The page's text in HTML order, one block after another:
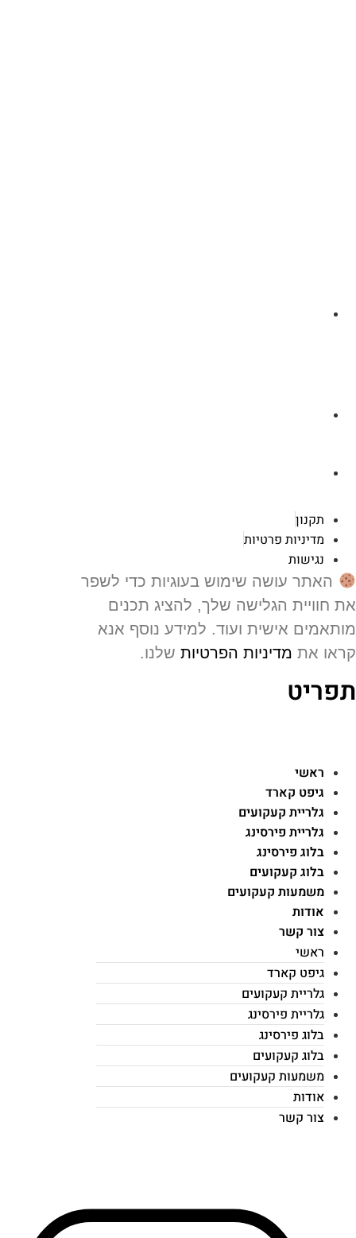
תקנון
מדיניות פרטיות
נגישות
האתר עושה שימוש בעוגיות כדי לשפר
חוויית הגלישה שלך, להציג תכנים
אישית ועוד. למידע נוסף אנא
אתמדיניות הפרטיותשלנו.
ראשי
גיפט קארד
גלריית קעקועים
גלריית פירסינג
בלוג פירסינג
בלוג קעקועים
משמעות קעקועים
אודות
צור קשר
ראשי
גיפט קארד
גלריית קעקועים
גלריית פירסינג
בלוג פירסינג
בלוג קעקועים
משמעות קעקועים
אודות
צור קשר